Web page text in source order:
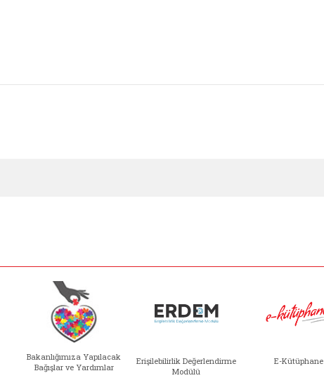
Bakanlığımıza Yapılacak
Bağışlar ve Yardımlar
Erişilebilirlik Değerlendirme
Modülü
E-Kütüphane